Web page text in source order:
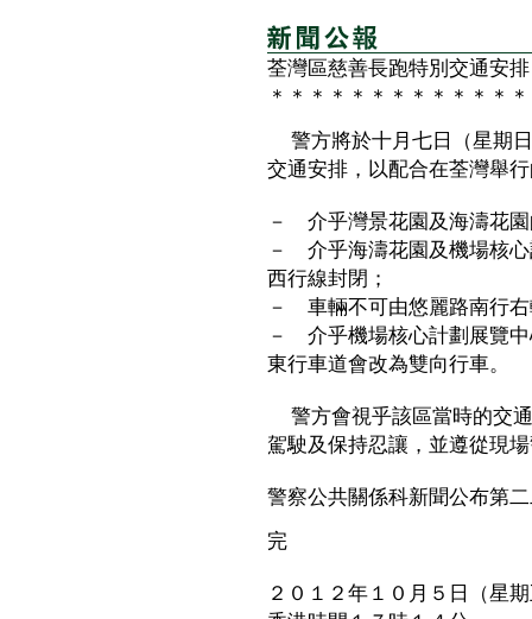
荃灣區慈善長跑特別交通安排
＊＊＊＊＊＊＊＊＊＊＊＊＊
警方將於十月七日（星期
交通安排，以配合在荃灣舉
－ 介乎灣景花園及海濤花
－ 介乎海濤花園及機場核
西行線封閉；
－ 車輛不可由悠麗路南行
－ 介乎機場核心計劃展覽
東行車道會改為雙向行車。
警方會視乎該區當時的交
駕駛及保持忍讓，並遵從現
警察公共關係科新聞公布第
完
２０１２年１０月５日（星